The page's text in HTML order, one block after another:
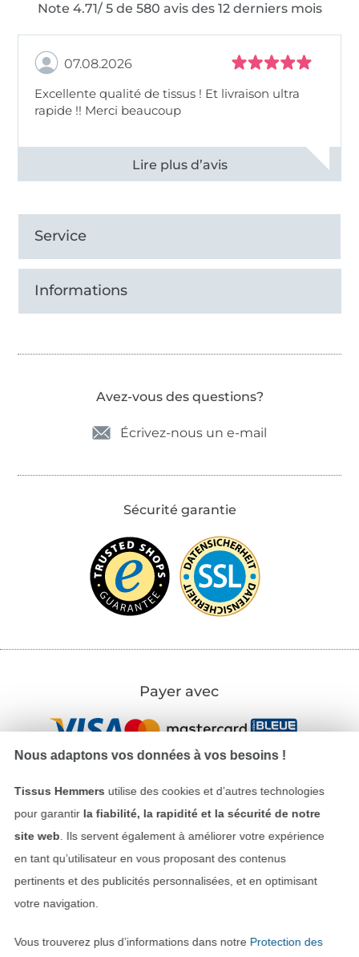
Note 4.71/ 5 de 580 avis des 12 derniers mois
07.08.2026
Excellente qualité de tissus ! Et livraison ultra
rapide !! Merci beaucoup
Voir tous les 11498 commentaires
Service
Informations
Avez-vous des questions?
Écrivez-nous un e-mail
Sécurité garantie
Payer avec
Nos partenaires logistiques
Passer à la boutique allemande
Nous adaptons vos données à vos besoins !
Tissus Hemmers utilise des cookies et d’autres technologies
pour garantir la fiabilité, la rapidité et la sécurité de notre
site web . Ils servent également à améliorer votre expérience
en tant qu’utilisateur en vous proposant des contenus
pertinents et des publicités personnalisées, et en optimisant
votre navigation.
Vous trouverez plus d’informations dans notre Protection des